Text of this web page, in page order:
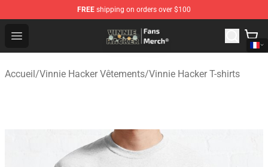
FREE shipping on orders over $100
Open menu
Vinnie Hacker Store - Official Vinnie Hacker Merchandise
Accueil/Vinnie Hacker Vêtements/Vinnie Hacker T-shirts